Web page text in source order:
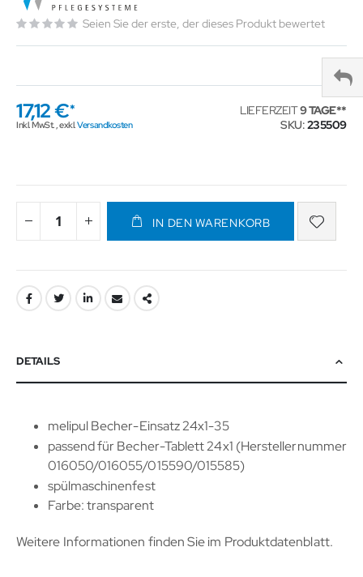
Seien Sie der erste, der dieses Produkt bewertet
17,12 €
Inkl. MwSt.,exkl.Versandkosten
LIEFERZEIT9 TAGE
SKU 235509
IN DEN WARENKORB
DETAILS
melipul Becher-Einsatz 24x1-35
passend für Becher-Tablett 24x1 (Herstellernummer
016050/016055/015590/015585)
spülmaschinenfest
Farbe: transparent
Weitere Informationen finden Sie im Produktdatenblatt.